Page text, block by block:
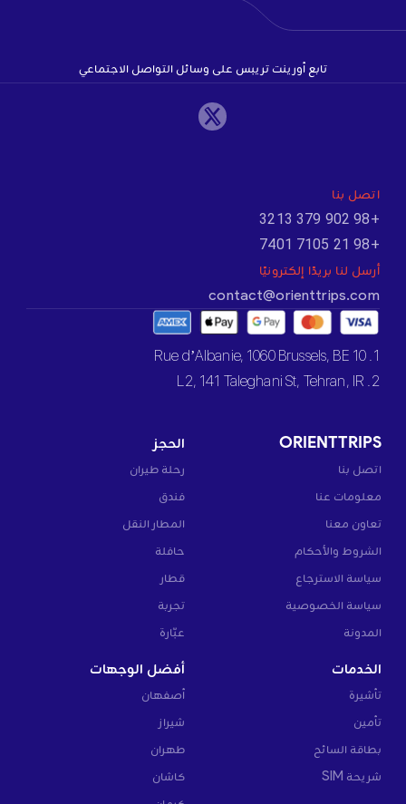
تابع أورينت تريبس على وسائل التواصل الاجتماعي
اتصل بنا
+98 902 379 3213
+98 21 7105 7401
أرسل لنا بريدًا إلكترونيًا
contact@orienttrips.com
1. 10 Rue d’Albanie, 1060 Brussels, BE
2. L2, 141 Taleghani St, Tehran, IR
ORIENTTRIPS
اتصل بنا
معلومات عنا
تعاون معنا
الشروط والأحكام
سياسة الاسترجاع
سياسة الخصوصية
المدونة
الحجز
رحلة طيران
فندق
المطار النقل
حافلة
قطار
تجربة
عبّارة
الخدمات
تأشيرة
تأمين
بطاقة السائح
شريحة SIM
أفضل الوجهات
أصفهان
شيراز
طهران
كاشان